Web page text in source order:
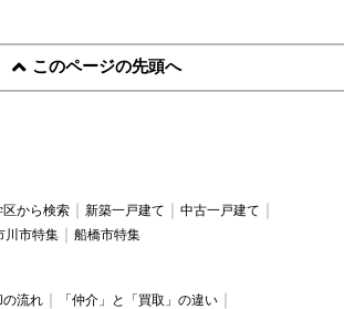
このページの先頭へ
区から検索 新築一戸建て
中古一戸建て
川市特集 船橋市特集
の流れ
「仲介」と「買取」の違い